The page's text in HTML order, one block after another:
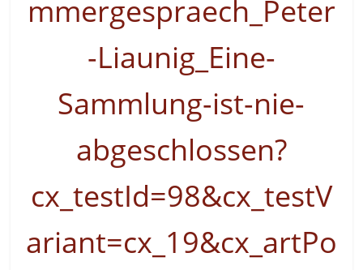
mmergespraech_Peter
-Liaunig_Eine-
Sammlung-ist-nie-
abgeschlossen?
cx_testId=98&cx_testV
ariant=cx_19&cx_artPo